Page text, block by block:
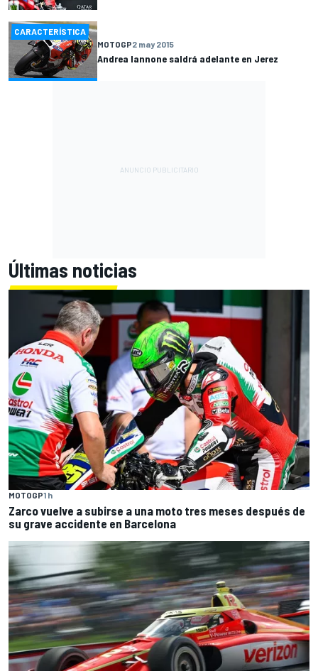
CARACTERÍSTICA
MOTOGP2 may 2015
Andrea Iannone saldrá adelante en Jerez
Últimas noticias
MOTOGP1 h
Zarco vuelve a subirse a una moto tres meses después de
su grave accidente en Barcelona